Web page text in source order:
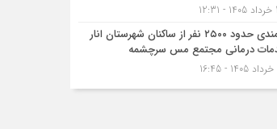
بهره‌مندی حدود ۲۵۰۰‌ نفر از ساکنان شهرستان انار
درمانی مجتمع مس سرچشمه